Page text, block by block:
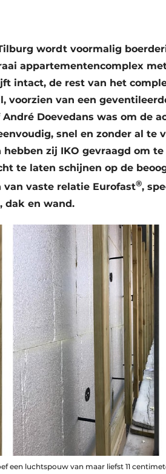
wordt voormalig
appartementencomplex
intact, de rest van het
voorzien van een
Doevedans was om de
snel en zonder al te
zij IKO gevraagd om
te laten schijnen op de
vaste relatie Eurofast®,
dak en wand.
een luchtspouw van maar liefst 11